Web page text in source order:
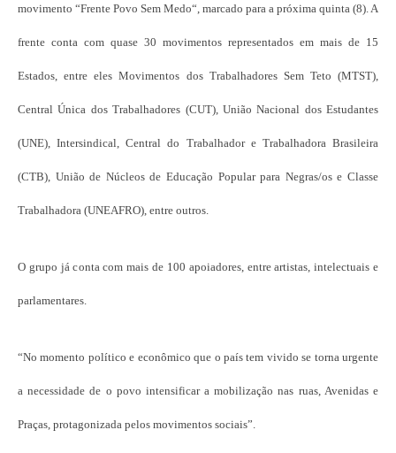
movimento “Frente Povo Sem Medo“, marcado para a próxima quinta (8). A
frente conta com quase 30 movimentos representados em mais de 15
Estados, entre eles Movimentos dos Trabalhadores Sem Teto (MTST),
Central Única dos Trabalhadores (CUT), União Nacional dos Estudantes
(UNE), Intersindical, Central do Trabalhador e Trabalhadora Brasileira
(CTB), União de Núcleos de Educação Popular para Negras/os e Classe
Trabalhadora (UNEAFRO), entre outros.
O grupo já conta com mais de 100 apoiadores, entre artistas, intelectuais e
parlamentares.
“No momento político e econômico que o país tem vivido se torna urgente
a necessidade de o povo intensificar a mobilização nas ruas, Avenidas e
Praças, protagonizada pelos movimentos sociais”.